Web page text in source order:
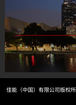
佳能（中国）有限公司版权